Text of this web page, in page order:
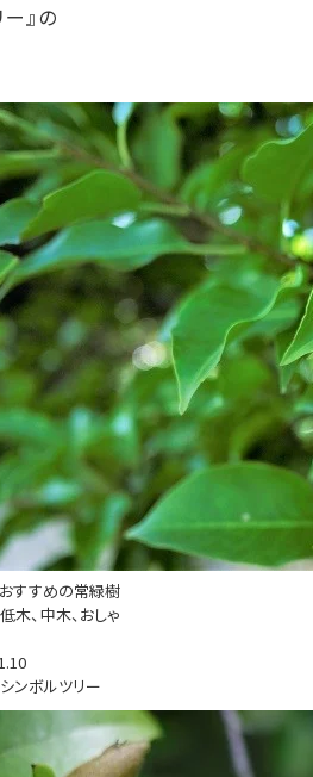
』の
すすめの常緑樹
木、中木、おしゃ
ンボルツリー